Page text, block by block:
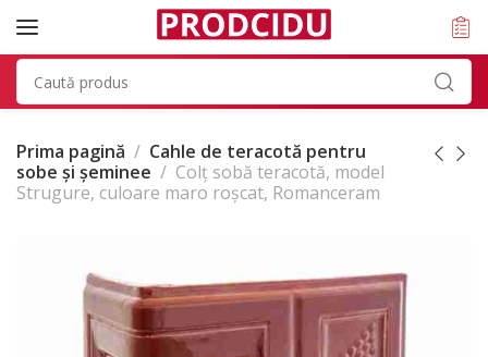
Prima pagină
Cahle de teracotă pentru
sobe și șeminee
Colț sobă teracotă, model
Strugure, culoare maro roșcat, Romanceram